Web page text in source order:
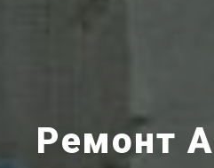
Ремонт